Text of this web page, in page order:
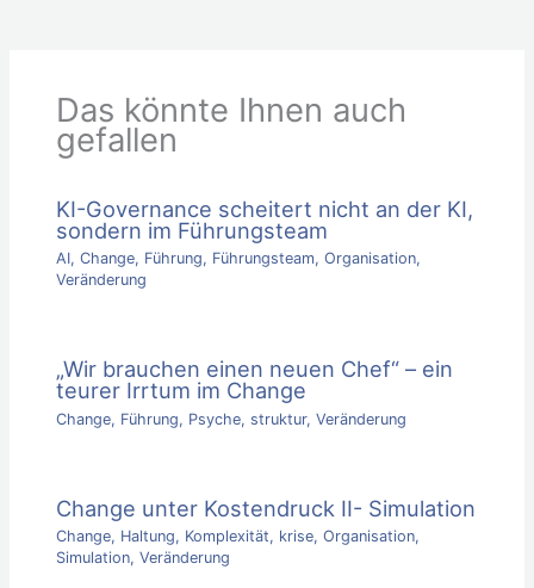
Das könnte Ihnen auch
gefallen
KI-Governance scheitert nicht an der KI,
sondern im Führungsteam
AI,Change, Führung, Führungsteam,Organisation,
Veränderung
„Wir brauchen einen neuen Chef“ – ein
teurer Irrtum im Change
Change, Führung, Psyche,struktur,Veränderung
Change unter Kostendruck II- Simulation
Change, Haltung, Komplexität, krise,Organisation,
Simulation,Veränderung